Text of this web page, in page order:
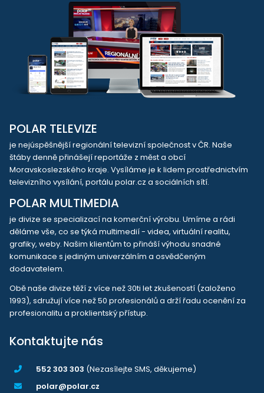
POLAR TELEVIZE
je nejúspěšnější regionální televizní společnost v ČR. Naše
štáby denně přinášejí reportáže z měst a obcí
Moravskoslezského kraje. Vysíláme je k lidem prostřednictvím
televizního vysílání, portálu polar.cz a sociálních sítí.
POLAR MULTIMEDIA
je divize se specializací na komerční výrobu. Umíme a rádi
děláme vše, co se týká multimedií - videa, virtuální realitu,
grafiky, weby. Našim klientům to přináší výhodu snadné
komunikace s jediným univerzálním a osvědčeným
dodavatelem.
Obě naše divize těží z více než 30ti let zkušeností (založeno
1993), sdružují více než 50 profesionálů a drží řadu ocenění za
profesionalitu a proklientský přístup.
Kontaktujte nás
552 303 303 (Nezasílejte SMS, děkujeme)
polar@polar.cz